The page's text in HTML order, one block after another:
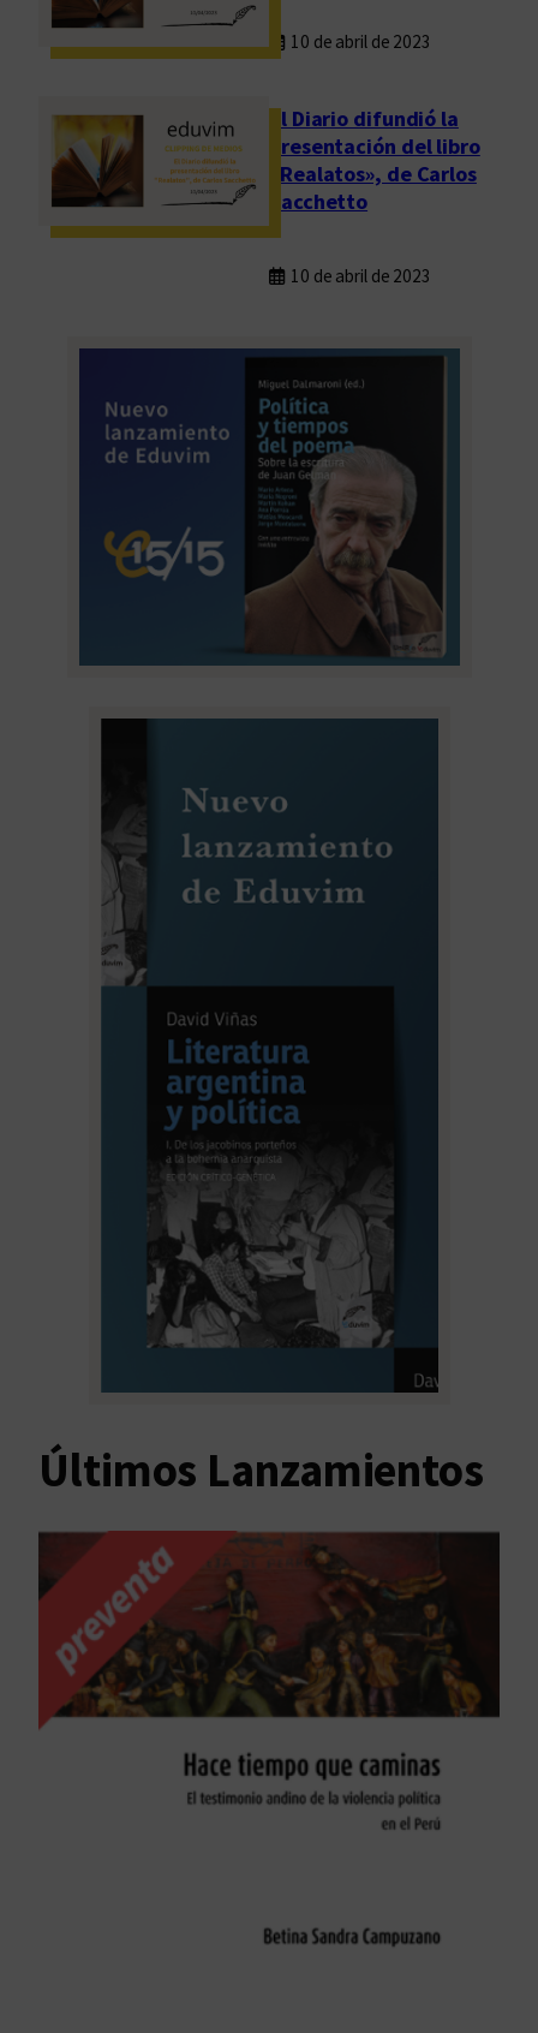
10 de abril de 2023
El Diario difundió la
presentación del libro
«Realatos», de Carlos
Sacchetto
10 de abril de 2023
Últimos Lanzamientos